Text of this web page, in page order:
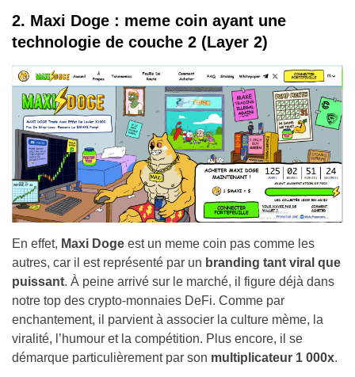
2. Maxi Doge : meme coin ayant une
technologie de couche 2 (Layer 2)
En effet, Maxi Doge est un meme coin pas comme les
autres, car il est représenté par un branding tant viral que
puissant. À peine arrivé sur le marché, il figure déjà dans
notre top des crypto-monnaies DeFi. Comme par
enchantement, il parvient à associer la culture mème, la
viralité, l’humour et la compétition. Plus encore, il se
démarque particulièrement par son multiplicateur 1 000x.